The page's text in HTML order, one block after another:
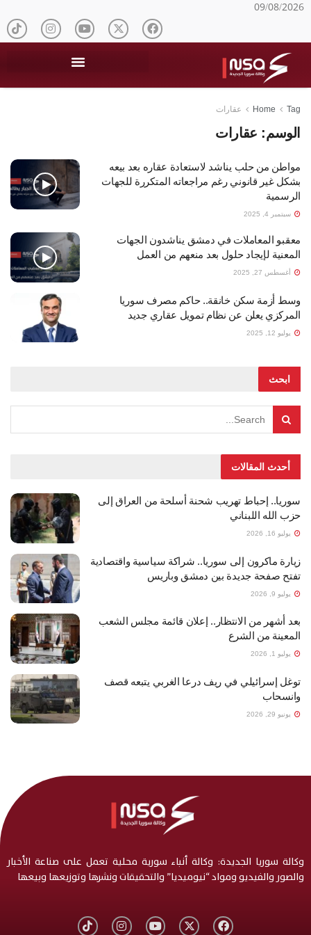
09/08/2026
Home Tag عقارات
الوسم: عقارات
مواطن من حلب يناشد لاستعادة عقاره بعد بيعه
بشكل غير قانوني رغم مراجعاته المتكررة للجهات
الرسمية
سبتمبر 4, 2025
معقبو المعاملات في دمشق يناشدون الجهات
المعنية لإيجاد حلول بعد منعهم من العمل
أغسطس 27, 2025
وسط أزمة سكن خانقة.. حاكم مصرف سوريا
المركزي يعلن عن نظام تمويل عقاري جديد
يوليو 12, 2025
ابحث
أحدث المقالات
سوريا.. إحباط تهريب شحنة أسلحة من العراق إلى
حزب الله اللبناني
يوليو 16, 2026
زيارة ماكرون إلى سوريا.. شراكة سياسية واقتصادية
تفتح صفحة جديدة بين دمشق وباريس
يوليو 9, 2026
بعد أشهر من الانتظار.. إعلان قائمة مجلس الشعب
المعينة من الشرع
يوليو 1, 2026
توغل إسرائيلي في ريف درعا الغربي يتبعه قصف
وانسحاب
يونيو 29, 2026
وكالة سوريا الجديدة: وكالة أنباء سورية محلية تعمل على صناعة الأخبار
والصور والفيديو ومواد “نيوميديا” والتحقيقات ونشرها وتوزيعها وبيعها